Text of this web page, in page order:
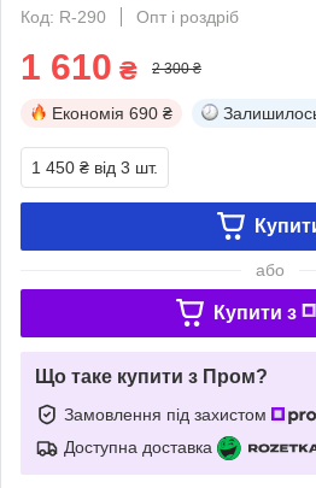
Код: R-290
Опт і роздріб
1 610 ₴ 2 300 ₴
Економія 690 ₴
1 450 ₴ від 3 шт.
або
Купити з
Що таке купити з Пром?
Замовлення під захистом
Доступна доставка